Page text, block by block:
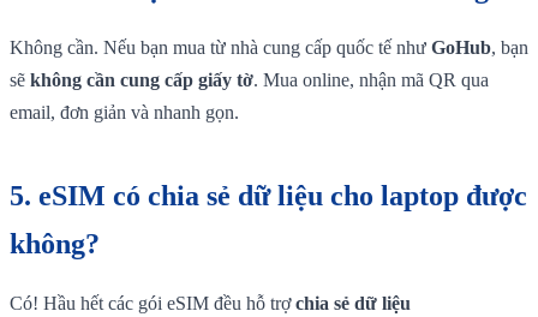
Không cần. Nếu bạn mua từ nhà cung cấp quốc tế như GoHub, bạn
sẽ không cần cung cấp giấy tờ. Mua online, nhận mã QR qua
email, đơn giản và nhanh gọn.
5. eSIM có chia sẻ dữ liệu cho laptop được
không?
Có! Hầu hết các gói eSIM đều hỗ trợchia sẻ dữ liệu